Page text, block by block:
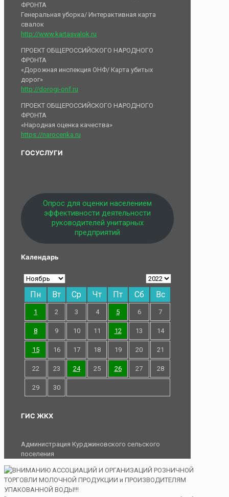
ФРОНТА
Генеральная уборка/ Интерактивная карта
свалок
http://www.kartasvalok.ru
ПРОЕКТ ОБЩЕРОССИЙСКОГО НАРОДНОГО
ФРОНТА
«Дорожная инспекция ОНФ/ Карта убитых
дорог»
http://dorogi-onf.ru
ПРОЕКТ ОБЩЕРОССИЙСКОГО НАРОДНОГО
ФРОНТА
«Народная оценка качества»
https://narocenka.ru
ГОСУСЛУГИ
Опрос для оценки населением
эффективности деятельности
руководителей унитарных
предприятий
Календарь
Пн Вт Ср Чт Пт Сб Вс
1 2 3 4 5 6 7
8 9 10 11 12 13 14
15 16 17 18 19 20 21
22 23 24 25 26 27 28
29 30
ГИС ЖКХ
Администрация Курджиновского сельского
поселения